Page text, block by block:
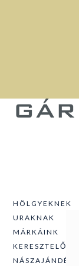
HÖLGYEKNEK
URAKNAK
MÁRKÁINK
KERESZTELŐ
NÁSZAJÁNDÉK